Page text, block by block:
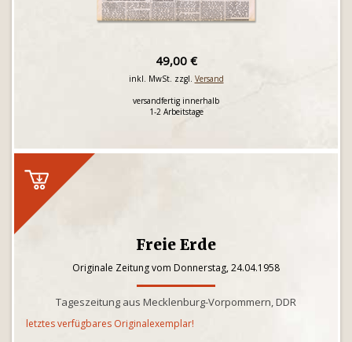
49,00 €
inkl. MwSt. zzgl. Versand
versandfertig innerhalb
1-2 Arbeitstage
Freie Erde
Originale Zeitung vom Donnerstag, 24.04.1958
Tageszeitung aus Mecklenburg-Vorpommern, DDR
letztes verfügbares Originalexemplar!